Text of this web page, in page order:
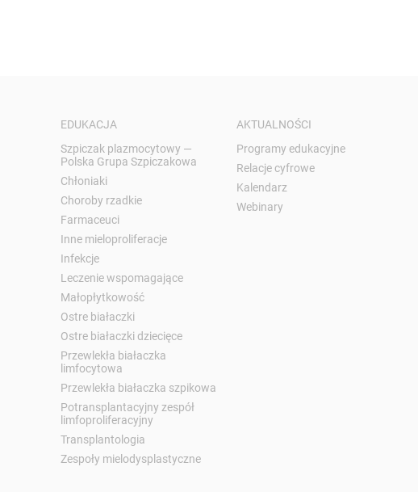
EDUKACJA
Szpiczak plazmocytowy —
Polska Grupa Szpiczakowa
Chłoniaki
Choroby rzadkie
Farmaceuci
Inne mieloproliferacje
Infekcje
Leczenie wspomagające
Małopłytkowość
Ostre białaczki
Ostre białaczki dziecięce
Przewlekła białaczka
limfocytowa
Przewlekła białaczka szpikowa
Potransplantacyjny zespół
limfoproliferacyjny
Transplantologia
Zespoły mielodysplastyczne
AKTUALNOŚCI
Programy edukacyjne
Relacje cyfrowe
Kalendarz
Webinary